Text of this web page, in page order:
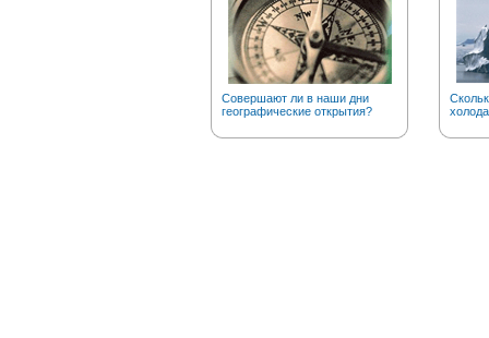
Совершают ли в наши дни
географические открытия?